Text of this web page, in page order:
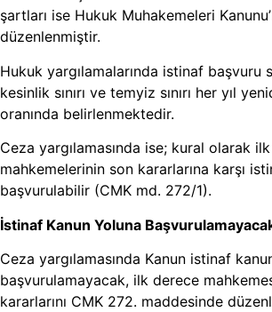
şartları ise Hukuk Muhakemeleri
düzenlenmiştir.
Hukuk yargılamalarında istinaf başvuru
kesinlik sınırı ve temyiz sınırı her yıl
oranında belirlenmektedir.
Ceza yargılamasında ise; kural olarak
mahkemelerinin son kararlarına karşı
başvurulabilir (CMK md. 272/1).
İstinaf Kanun Yoluna
Ceza yargılamasında Kanun istinaf
başvurulamayacak, ilk derece
kararlarını CMK 272. maddesinde